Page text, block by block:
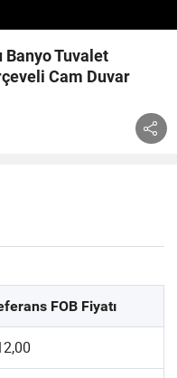
Banyo Tuvalet
Cam Duvar
FOB Fiyatı